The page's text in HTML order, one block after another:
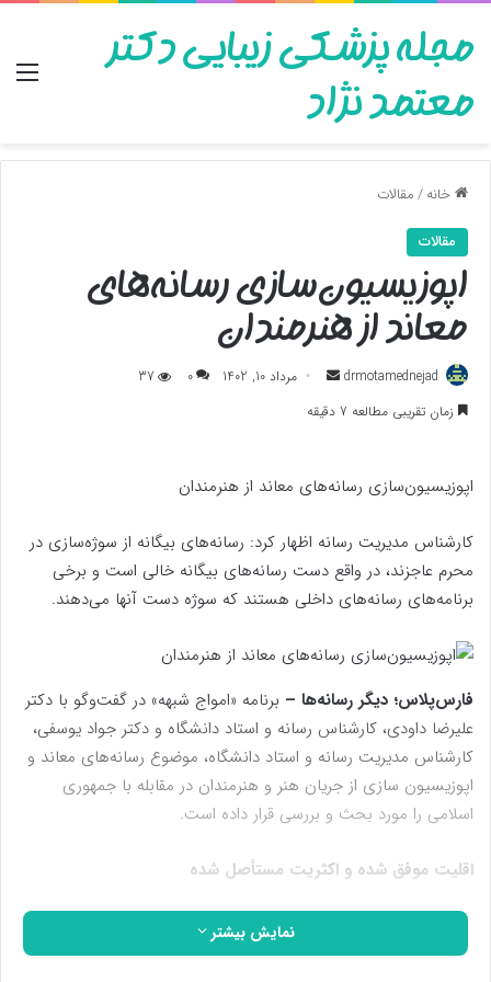
مجله پزشکی زیبایی دکتر
معتمد نژاد
خانه/مقالات
مقالات
اپوزیسیون‌سازی رسانه‌های
معاند از هنرمندان
drmotamednejad
ارسال
به
مرداد 10, 1402 0
37
زمان تقریبی مطالعه 7 دقیقه
اپوزیسیون‌سازی رسانه‌های معاند از هنرمندان
کارشناس مدیریت رسانه اظهار کرد: رسانه‌های بیگانه از سوژه‌سازی در
محرم عاجزند، در واقع دست رسانه‌های بیگانه خالی است و برخی
برنامه‌های رسانه‌های داخلی هستند که سوژه دست آنها می‌دهند.
فارس‌پلاس؛ دیگر رسانه‌ها – برنامه «امواج شبهه» در گفت‌وگو با دکتر
علیرضا داودی، کارشناس رسانه و استاد دانشگاه و دکتر جواد یوسفی،
کارشناس مدیریت رسانه و استاد دانشگاه، موضوع رسانه‌های معاند و
اپوزیسیون سازی از جریان هنر و هنرمندان در مقابله با جمهوری
اسلامی را مورد بحث و بررسی قرار داده است.
اقلیت موفق شده و اکثریت مستأصل شده
دکتر علیرضا داودی، کارشناس رسانه و استاد دانشگاه با بیان اینکه
امسال نسبت به سال گذشته در رسانه‌های بیگانه شاهد دگردیسی‌های
نمایش بیشتر